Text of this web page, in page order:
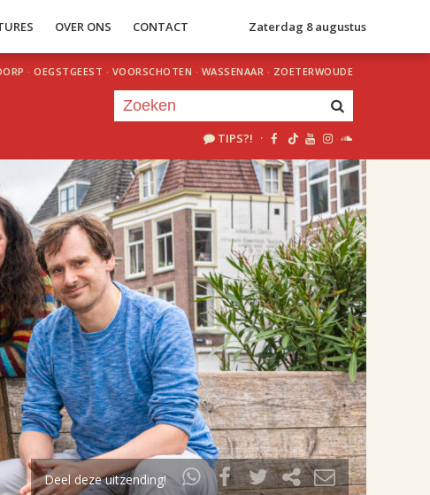
OVER ONS CONTACT Zaterdag 8 augustus
· OEGSTGEEST · VOORSCHOTEN · WASSENAAR · ZOETERWOUDE
TIPS?! ·
20.00
Je luistert nu naaruur 1 van 2
«Vorig uur Volgend uur»
Deel deze uitzending!